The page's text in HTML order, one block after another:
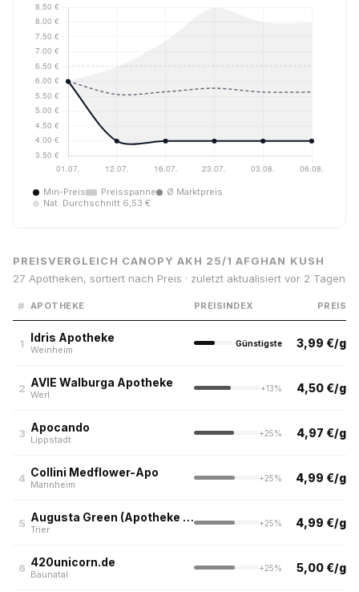
Min-Preis Preisspanne
Ø Marktpreis
Nat. Durchschnitt 6,53 €
PREISVERGLEICH CANOPY AKH 25/1 AFGHAN KUSH
27 Apotheken, sortiert nach Preis · zuletzt aktualisiert vor 2 Tagen
# APOTHEKE PREISINDEX PREIS
1 Idris Apotheke
Weinheim
Günstigste 3,99 €/g
2 AVIE Walburga Apotheke
Werl
+13% 4,50 €/g
3 Apocando
Lippstadt
+25% 4,97 €/g
4 Collini Medflower-Apo
Mannheim
+25% 4,99 €/g
5 Augusta Green (Apotheke am Kornmarkt, Trier)
Trier
+25% 4,99 €/g
6 420unicorn.de
Baunatal
+25% 5,00 €/g